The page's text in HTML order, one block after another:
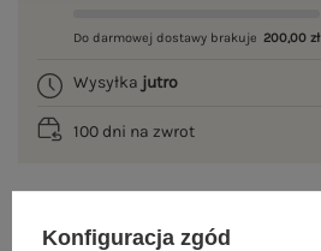
Do darmowej dostawy brakuje 200,00 zł
Wysyłka jutro
100 dni na zwrot
OPIS PRODUKTU
Konfiguracja zgód